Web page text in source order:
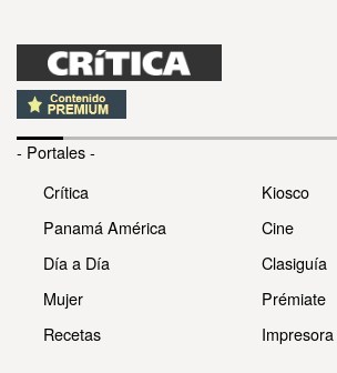
- Portales -
Crítica
Panamá América
Día a Día
Mujer
Recetas
Kiosco
Cine
Clasiguía
Prémiate